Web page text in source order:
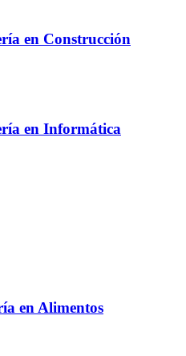
en Construcción
en Informática
en Alimentos